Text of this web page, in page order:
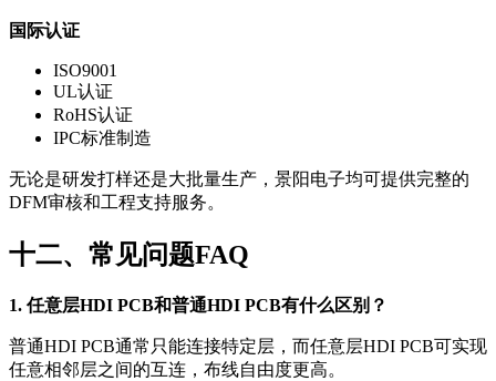
国际认证
ISO9001
UL认证
RoHS认证
IPC标准制造
无论是研发打样还是大批量生产，景阳电子均可提供完整的
DFM审核和工程支持服务。
十二、常见问题FAQ
1. 任意层HDI PCB和普通HDI PCB有什么区别？
普通HDI PCB通常只能连接特定层，而任意层HDI PCB可实现
任意相邻层之间的互连，布线自由度更高。